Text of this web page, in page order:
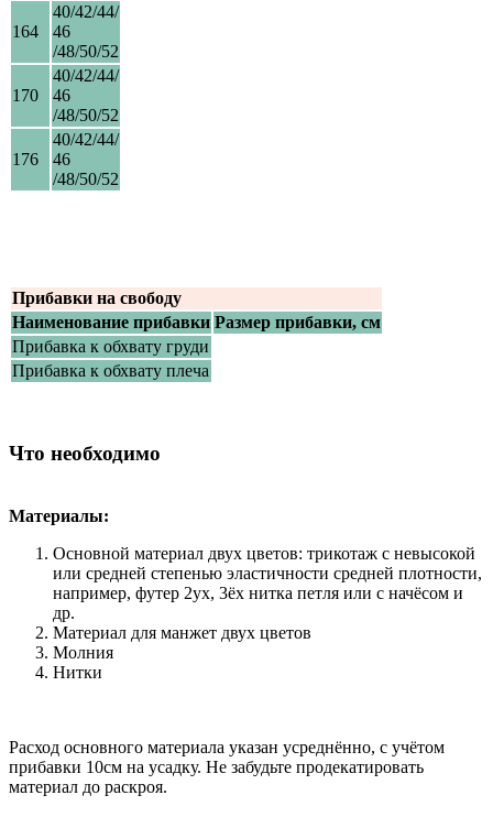
164
40/42/44/
46
/48/50/52
170
40/42/44/
46
/48/50/52
176
40/42/44/
46
/48/50/52
Прибавки на свободу
Наименование прибавки Размер прибавки, см
Прибавка к обхвату груди
Прибавка к обхвату плеча
Что необходимо
Материалы:
Основной материал двух цветов: трикотаж с невысокой
или средней степенью эластичности средней плотности,
например, футер 2ух, 3ёх нитка петля или с начёсом и
др.
Материал для манжет двух цветов
Молния
Нитки
Расход основного материала указан усреднённо, с учётом
прибавки 10см на усадку. Не забудьте продекатировать
материал до раскроя.